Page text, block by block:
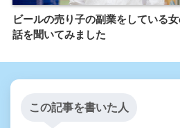
ビールの売り子の副業をしている
話を聞いてみました
この記事を書いた人